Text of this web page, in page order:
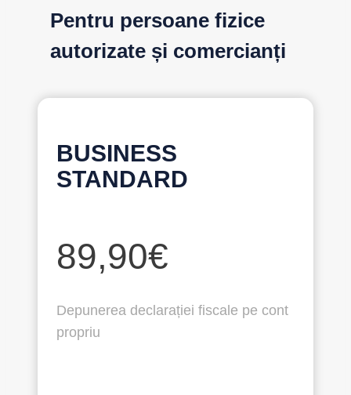
Pentru persoane fizice
autorizate și comercianți
BUSINESS
STANDARD
89,90€
Depunerea declarației fiscale pe cont
propriu